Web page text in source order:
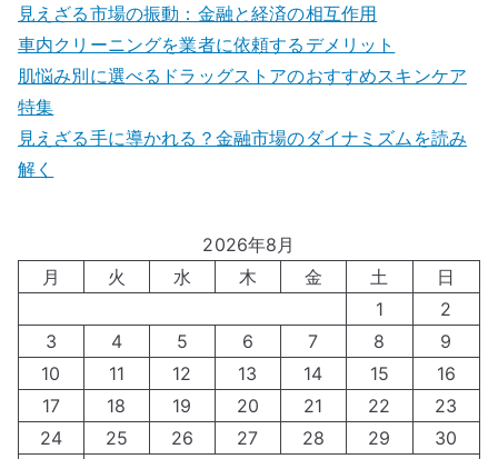
見えざる市場の振動：金融と経済の相互作用
車内クリーニングを業者に依頼するデメリット
肌悩み別に選べるドラッグストアのおすすめスキンケア
特集
見えざる手に導かれる？金融市場のダイナミズムを読み
解く
2026年8月
月
火 水 木 金 土
日
1
2
3
4 5 6 7 8
9
10
11 12 13 14 15
16
17
18 19 20 21 22
23
24
25 26 27 28 29
30